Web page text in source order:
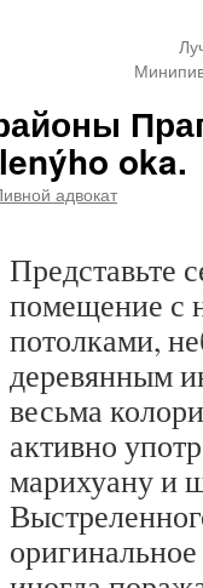
oka.
адвокат
Представьте
помещение с
потолками,
деревянным
весьма
активно
марихуану и